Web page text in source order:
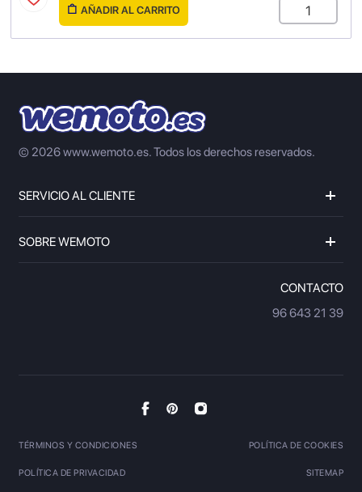
AÑADIR AL CARRITO
© 2026 www.wemoto.es.Todos los derechos reservados.
SERVICIO AL CLIENTE
SOBRE WEMOTO
CONTACTO
96 643 21 39
TÉRMINOS Y CONDICIONES POLÍTICA DE COOKIES
POLÍTICA DE PRIVACIDAD SITEMAP